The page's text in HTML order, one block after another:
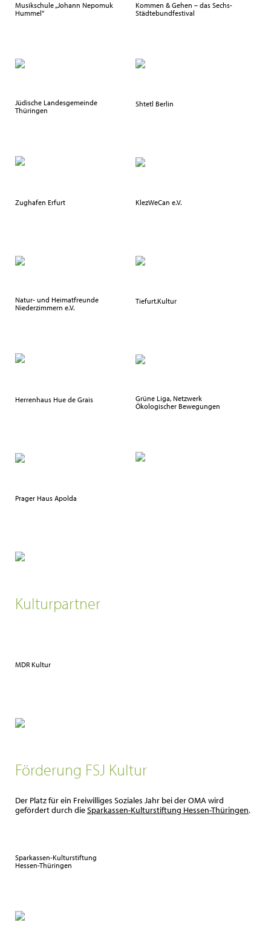
Musikschule „Johann Nepomuk
Hummel”
Kommen & Gehen – das Sechs-
Städtebundfestival
Jüdische Landesgemeinde
Thüringen
Shtetl Berlin
Zughafen Erfurt KlezWeCan e.V.
Natur- und Heimatfreunde
Niederzimmern e.V.
Tiefurt.Kultur
Herrenhaus Hue de Grais
Grüne Liga, Netzwerk
Ökologischer Bewegungen
Prager Haus Apolda
Kulturpartner
MDR Kultur
Förderung FSJ Kultur
Der Platz für ein Freiwilliges Soziales Jahr bei der OMA wird
gefördert durch dieSparkassen-Kulturstiftung Hessen-Thüringen.
Sparkassen-Kulturstiftung
Hessen-Thüringen